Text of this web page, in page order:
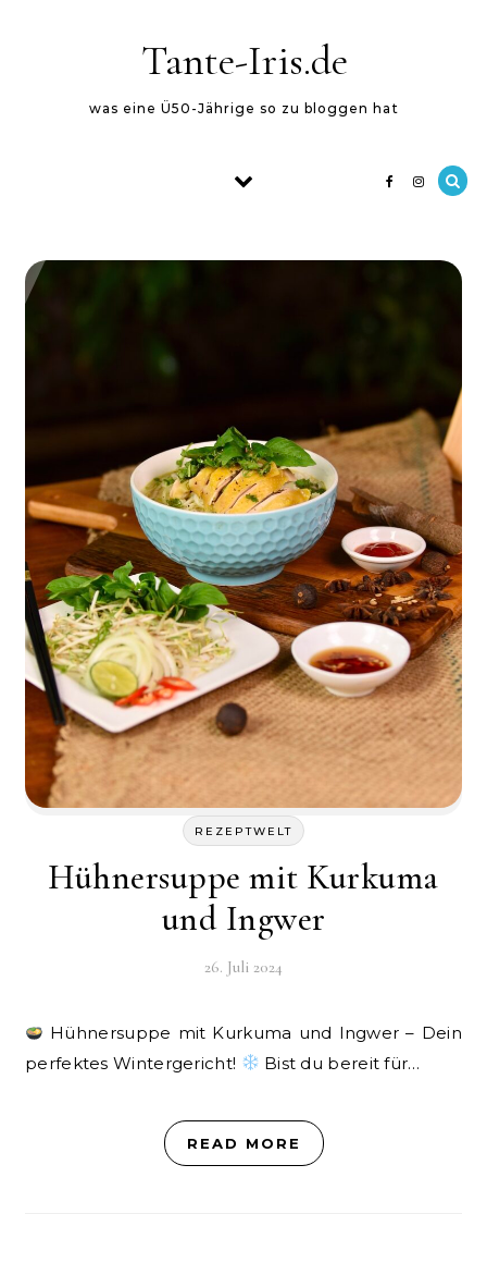
Tante-Iris.de
was eine Ü50-Jährige so zu bloggen hat
REZEPTWELT
Hühnersuppe mit Kurkuma
und Ingwer
26. Juli 2024
Hühnersuppe mit Kurkuma und Ingwer – Dein
perfektes Wintergericht!
Bist du bereit für…
READ MORE